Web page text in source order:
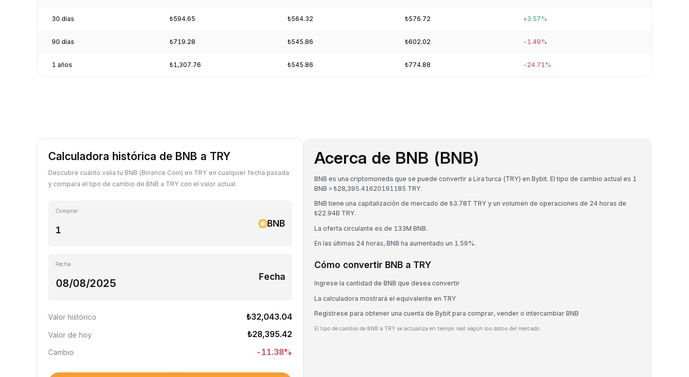
30 días ₺594.65 ₺564.32 ₺576.72 +3.57%
90 días ₺719.28 ₺545.86 ₺602.02 -1.49%
1 años ₺1,307.76 ₺545.86 ₺774.88 -24.71%
Calculadora histórica de BNB a TRY
Descubre cuánto valía tu BNB (Binance Coin) en TRY en cualquier fecha pasada
y compara el tipo de cambio de BNB a TRY con el valor actual.
Comprar
BNB
Fecha
Fecha
Valor histórico ₺32,043.04
Valor de hoy ₺28,395.42
Cambio -11.38%
Acerca de BNB (BNB)
BNB es una criptomoneda que se puede convertir a Lira turca (TRY) en Bybit. El tipo de cambio actual es 1
BNB = ₺28,395.41620191185 TRY.
BNB tiene una capitalización de mercado de ₺3.78T TRY y un volumen de operaciones de 24 horas de
₺22.94B TRY.
La oferta circulante es de 133M BNB.
En las últimas 24 horas, BNB ha aumentado un 1.59%.
Cómo convertir BNB a TRY
Ingrese la cantidad de BNB que desea convertir
La calculadora mostrará el equivalente en TRY
Regístrese para obtener una cuenta de Bybit para comprar, vender o intercambiar BNB
El tipo de cambio de BNB a TRY se actualiza en tiempo real según los datos del mercado.